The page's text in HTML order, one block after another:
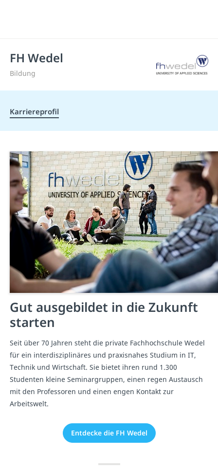
FH Wedel
Bildung
Karriereprofil
Gut ausgebildet in die Zukunft
starten
Seit über 70 Jahren steht die private Fachhochschule Wedel
für ein interdisziplinäres und praxisnahes Studium in IT,
Technik und Wirtschaft. Sie bietet ihren rund 1.300
Studenten kleine Seminargruppen, einen regen Austausch
mit den Professoren und einen engen Kontakt zur
Arbeitswelt.
Entdecke die FH Wedel